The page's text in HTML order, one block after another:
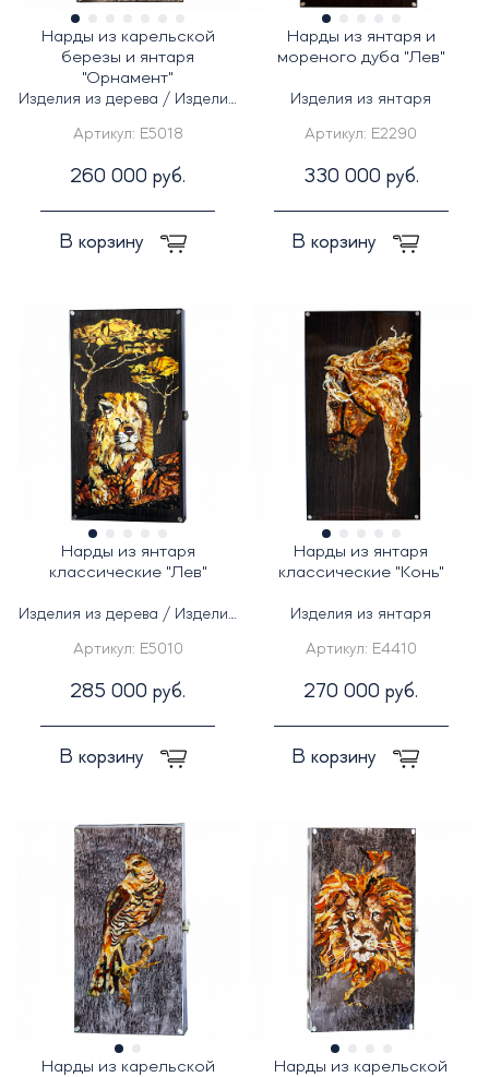
Нарды из карельской
березы и янтаря
"Орнамент"
Изделия из дерева / Изделия
Артикул: E5018
260 000 руб.
В корзину
Нарды из янтаря и
мореного дуба "Лев"
Изделия из янтаря
Артикул: E2290
330 000 руб.
В корзину
Нарды из янтаря
классические "Лев"
Изделия из дерева / Изделия
Артикул: E5010
285 000 руб.
В корзину
Нарды из янтаря
классические "Конь"
Изделия из янтаря
Артикул: E4410
270 000 руб.
В корзину
Нарды из карельской
Нарды из карельской